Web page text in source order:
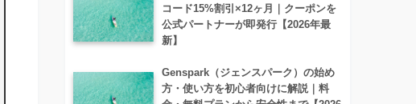
コード15%割引×12ヶ月｜クーポンを
公式パートナーが即発行【2026年最
新】
Genspark（ジェンスパーク）の始め
方・使い方を初心者向けに解説｜料